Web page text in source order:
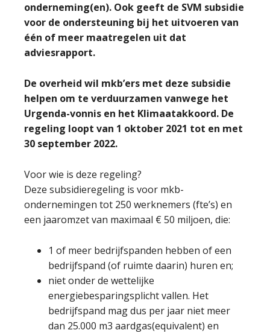
onderneming(en). Ook geeft de SVM subsidie
voor de ondersteuning bij het uitvoeren van
één of meer maatregelen uit dat
adviesrapport.
De overheid wil mkb’ers met deze subsidie
helpen om te verduurzamen vanwege het
Urgenda-vonnis en het Klimaatakkoord. De
regeling loopt van 1 oktober 2021 tot en met
30 september 2022.
Voor wie is deze regeling?
Deze subsidieregeling is voor mkb-
ondernemingen tot 250 werknemers (fte’s) en
een jaaromzet van maximaal € 50 miljoen, die:
1 of meer bedrijfspanden hebben of een
bedrijfspand (of ruimte daarin) huren en;
niet onder de wettelijke
energiebesparingsplicht vallen. Het
bedrijfspand mag dus per jaar niet meer
dan 25.000 m3 aardgas(equivalent) en